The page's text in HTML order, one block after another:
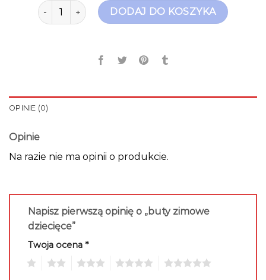
ilość buty zimowe dziecięceDODAJ DO KOSZYKA
OPINIE (0)
Opinie
Na razie nie ma opinii o produkcie.
Napisz pierwszą opinię o „buty zimowe
dziecięce”
Twoja ocena *